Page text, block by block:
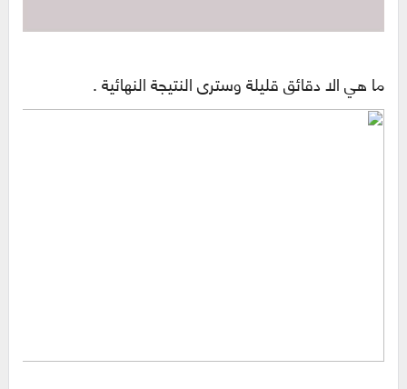
ما هي الا دقائق قليلة وسترى النتيجة النهائية .